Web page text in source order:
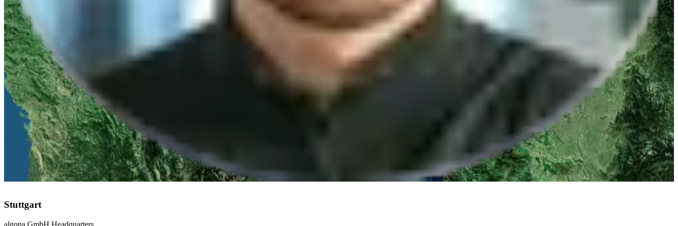
Vertrieb
Telefonisch erreichbar
Deutschland
Stuttgart: +49 711 217 282 73
Düsseldorf: +49 211 976 342 83
Leipzig: +49 341 978 561 63
Österreich
+43 732 277 277
Schweiz
+41 43 508 69 96
Stuttgart
algona GmbH Headquarters